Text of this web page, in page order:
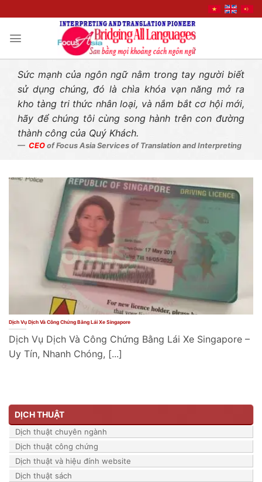
Sức mạnh của ngôn ngữ nằm trong tay người biết
sử dụng chúng, đó là chìa khóa vạn năng mở ra
kho tàng tri thức nhân loại, và nắm bắt cơ hội mới,
hãy để chúng tôi cùng song hành trên con đường
thành công của Quý Khách.
CEO of Focus Asia Services of Translation and Interpreting
Dịch Vụ Dịch Và Công Chứng Bằng Lái Xe Singapore
Dịch Vụ Dịch Và Công Chứng Bằng Lái Xe Singapore –
Uy Tín, Nhanh Chóng, [...]
DỊCH THUẬT
Dịch thuật chuyên ngành
Dịch thuật công chứng
Dịch thuật và hiệu đính website
Dịch thuật sách